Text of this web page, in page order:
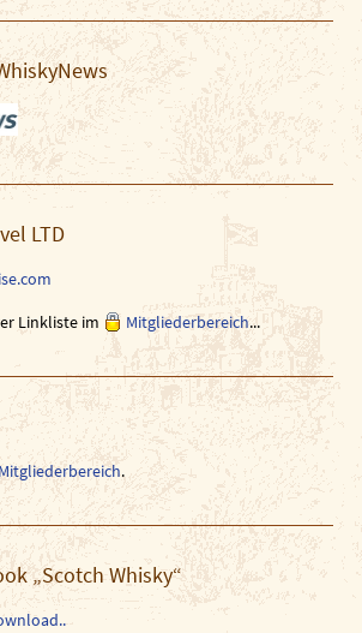
LTD
Linkliste im
Mitgliederbereich...
Mitgliederbereich.
„Scotch Whisky“